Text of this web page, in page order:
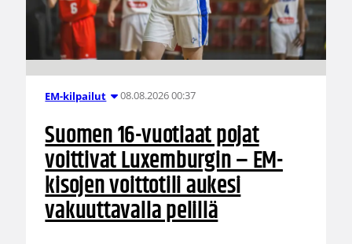
EM-kilpailut 08.08.2026 00:37
Suomen 16-vuotiaat pojat
voittivat Luxemburgin – EM-
kisojen voittotili aukesi
vakuuttavalla pelillä